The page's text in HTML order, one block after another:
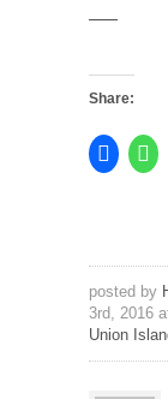
Share:
Klick,
um
Fenster
posted by
3rd, 2016
Union